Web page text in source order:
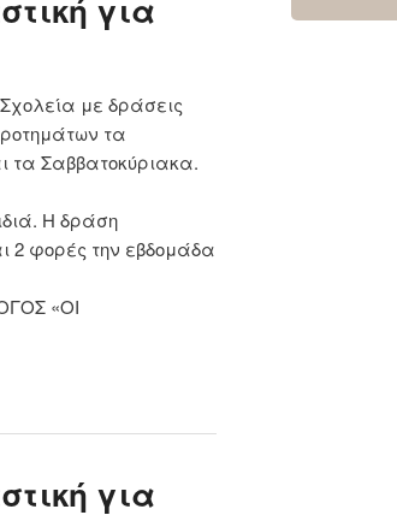
για
με δράσεις
τα
τα Σαββατοκύριακα.
Η δράση
2 φορές την εβδομάδα
«ΟΙ
για